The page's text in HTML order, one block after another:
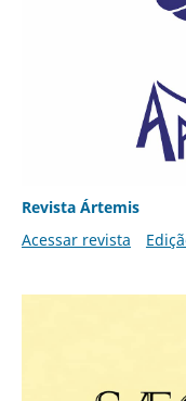
Revista Ártemis
Acessar revista